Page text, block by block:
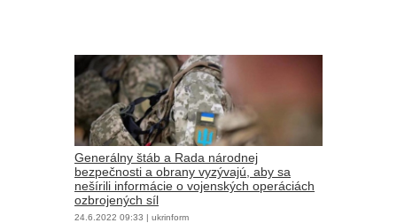
Generálny štáb a Rada národnej
bezpečnosti a obrany vyzývajú, aby sa
nešírili informácie o vojenských operáciách
ozbrojených síl
24.6.2022 09:33 | ukrinform